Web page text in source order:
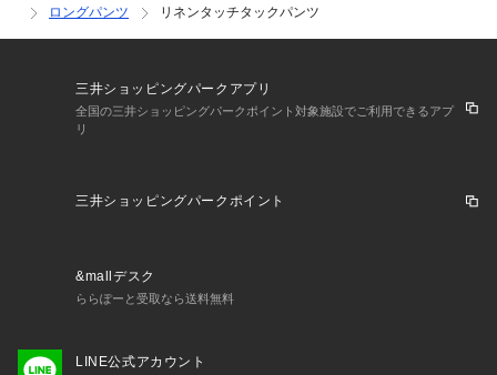
ロングパンツ
リネンタッチタックパンツ
三井ショッピングパークアプリ
全国の三井ショッピングパークポイント対象施設でご利用できるアプ
リ
三井ショッピングパークポイント
&mallデスク
ららぽーと受取なら送料無料
LINE公式アカウント